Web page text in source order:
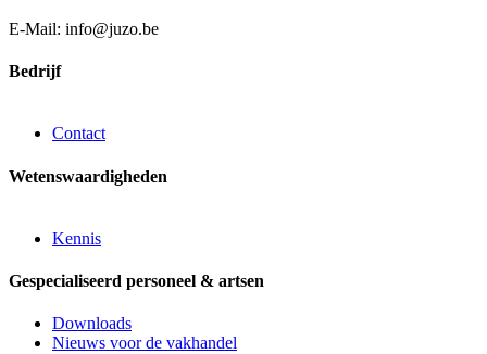
E-Mail: info@juzo.be
Bedrijf
Contact
Wetenswaardigheden
Kennis
Gespecialiseerd personeel & artsen
Downloads
Nieuws voor de vakhandel